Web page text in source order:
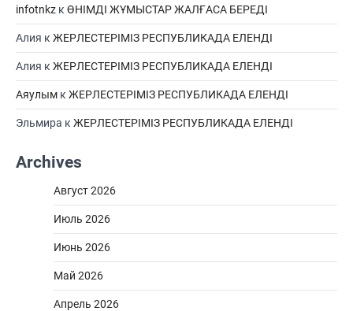
infotnkz к ӨНІМДІ ЖҰМЫСТАР ЖАЛҒАСА БЕРЕДІ
Алия к ЖЕРЛЕСТЕРІМІЗ РЕСПУБЛИКАДА ЕЛЕНДІ
Алия к ЖЕРЛЕСТЕРІМІЗ РЕСПУБЛИКАДА ЕЛЕНДІ
Аяулым к ЖЕРЛЕСТЕРІМІЗ РЕСПУБЛИКАДА ЕЛЕНДІ
Эльмира к ЖЕРЛЕСТЕРІМІЗ РЕСПУБЛИКАДА ЕЛЕНДІ
Archives
Август 2026
Июль 2026
Июнь 2026
Май 2026
Апрель 2026